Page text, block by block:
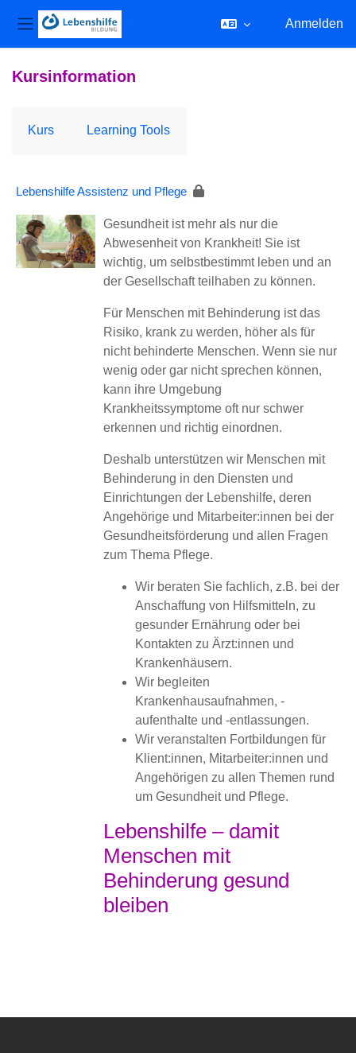
Website-Übersicht
Anmelden
Kursinformation
Kurs Learning Tools
Lebenshilfe Assistenz und Pflege
Gesundheit ist mehr als nur die
Abwesenheit von Krankheit! Sie ist
wichtig, um selbstbestimmt leben und an
der Gesellschaft teilhaben zu können.
Für Menschen mit Behinderung ist das
Risiko, krank zu werden, höher als für
nicht behinderte Menschen. Wenn sie nur
wenig oder gar nicht sprechen können,
kann ihre Umgebung
Krankheitssymptome oft nur schwer
erkennen und richtig einordnen.
Deshalb unterstützen wir Menschen mit
Behinderung in den Diensten und
Einrichtungen der Lebenshilfe, deren
Angehörige und Mitarbeiter:innen bei der
Gesundheitsförderung und allen Fragen
zum Thema Pflege.
Wir beraten Sie fachlich, z.B. bei der
Anschaffung von Hilfsmitteln, zu
gesunder Ernährung oder bei
Kontakten zu Ärzt:innen und
Krankenhäusern.
Wir begleiten
Krankenhausaufnahmen, -
aufenthalte und -entlassungen.
Wir veranstalten Fortbildungen für
Klient:innen, Mitarbeiter:innen und
Angehörigen zu allen Themen rund
um Gesundheit und Pflege.
Lebenshilfe – damit
Menschen mit
Behinderung gesund
bleiben